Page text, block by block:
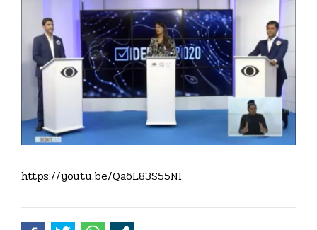
https://youtu.be/Qa6L83S55NI